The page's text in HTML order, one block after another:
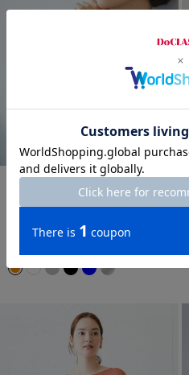
シルクフィール・レイヤード風
ハイネック
2,990 税込 ￥3,289